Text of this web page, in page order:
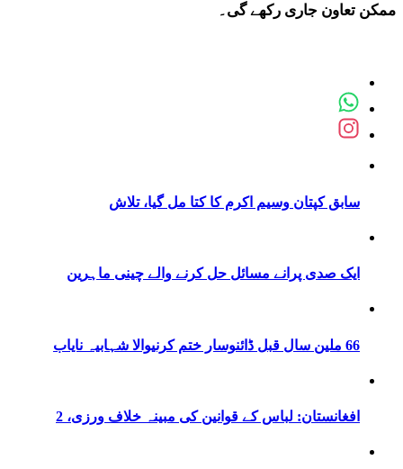
ممکن تعاون جاری رکھے گی۔
سابق کپتان وسیم اکرم کا کتا مل گیا، تلاش
ایک صدی پرانے مسائل حل کرنے والے چینی ماہرین
66 ملین سال قبل ڈائنوسار ختم کرنیوالا شہابیہ نایاب
افغانستان: لباس کے قوانین کی مبینہ خلاف ورزی، 2